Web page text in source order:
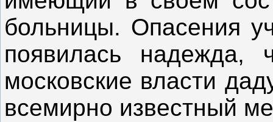
больницы. Опасения
появилась
московские власти
всемирно известный